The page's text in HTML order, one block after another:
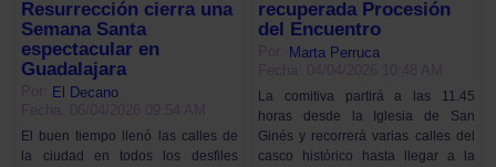
Resurrección cierra una
Semana Santa
espectacular en
Guadalajara
El Decano
El buen tiempo llenó las calles de
la ciudad en todos los desfiles
recuperada Procesión
del Encuentro
Marta Perruca
La comitiva partirá a las 11.45
horas desde la Iglesia de San
Ginés y recorrerá varias calles del
casco histórico hasta llegar a la